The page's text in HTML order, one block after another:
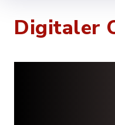
Digitaler